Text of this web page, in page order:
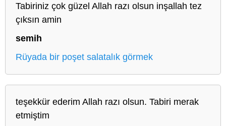
Tabiriniz çok güzel Allah razı olsun inşallah tez
çıksın amin
semih
Rüyada bir poşet salatalık görmek
teşekkür ederim Allah razı olsun. Tabiri merak
etmiştim